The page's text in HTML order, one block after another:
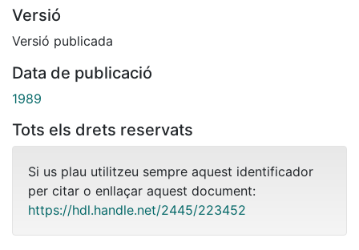
Versió
Versió publicada
Data de publicació
1989
Tots els drets reservats
Si us plau utilitzeu sempre aquest identificador
per citar o enllaçar aquest document:
https://hdl.handle.net/2445/223452